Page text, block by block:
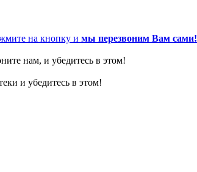
на кнопку и мы перезвоним Вам сами!
нам, и убедитесь в этом!
и убедитесь в этом!